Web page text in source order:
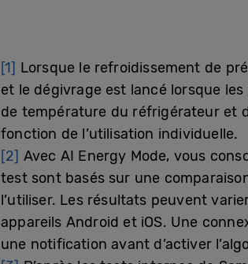
[1] Lorsque le refroidissement de
et le dégivrage est lancé lorsque
de température du réfrigérateur et
fonction de l’utilisation individuelle.
[2] Avec AI Energy Mode, vous
test sont basés sur une
l’utiliser. Les résultats peuvent
appareils Android et iOS. Une
une notification avant d’activer